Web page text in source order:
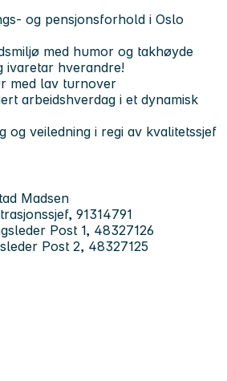
og pensjonsforhold i Oslo
med humor og takhøyde
ivaretar hverandre!
med lav turnover
arbeidshverdag i et dynamisk
og veiledning i regi av kvalitetssjef
Madsen
91314791
Post 1, 48327126
Post 2, 48327125